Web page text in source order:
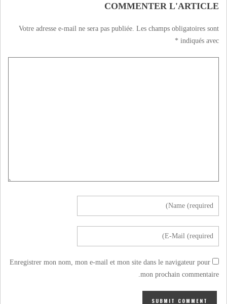
COMMENTER L'ARTICLE
Votre adresse e-mail ne sera pas publiée. Les champs obligatoires sont
indiqués avec
*
Enregistrer mon nom, mon e-mail et mon site dans le navigateur pour
mon prochain commentaire.